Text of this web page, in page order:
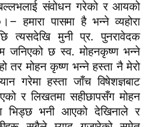
संवोधन गरेको र आयको
–हमारा पासमा है भन्ने व्यहोरा
त्यसदेखि मुनी प्र. पुनरावेदक
जनिएको छ स्व. मोहनकृष्ण भन्ने
तर मोहन कृष्ण भन्ने हस्ता नै मेरो
गरेमा हस्ता जाँच विषेशज्ञबाट
र लिखतमा सहीछापसँग मोहन
भिड्छ भनी आएको देखिनाले र